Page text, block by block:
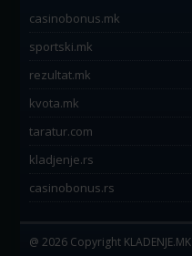
casinobonus.mk
sportski.mk
rezultat.mk
kvota.mk
taratur.com
kladjenje.rs
casinobonus.rs
@ 2026 Copyright KLADENJE.MK